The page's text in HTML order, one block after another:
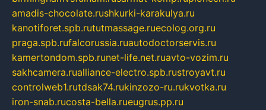
amadis-chocolate.rushkurki-karakulya.ru
kanotiforet.spb.rututmassage.ruecolog.org.ru
praga.spb.rufalcorussia.ruautodoctorservis.ru
kamertondom.spb.runet-life.net.ruavto-vozim.ru
sakhcamera.rualliance-electro.spb.rustroyavt.ru
controlweb1.rutdsak74.rukinzozo-ru.rukvotka.ru
iron-snab.rucosta-bella.rueugrus.pp.ru